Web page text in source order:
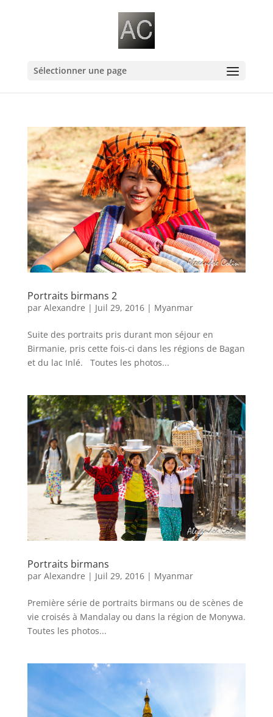
Sélectionner une page
Portraits birmans 2
par Alexandre | Juil 29, 2016| Myanmar
Suite des portraits pris durant mon séjour en
Birmanie, pris cette fois-ci dans les régions de Bagan
et du lac Inlé. Toutes les photos...
Portraits birmans
par Alexandre | Juil 29, 2016| Myanmar
Première série de portraits birmans ou de scènes de
vie croisés à Mandalay ou dans la région de Monywa.
Toutes les photos...